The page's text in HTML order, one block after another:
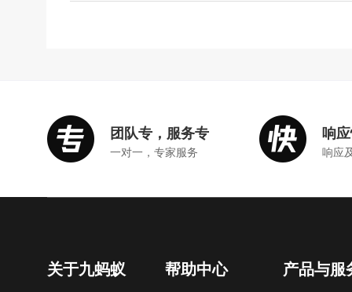
团队专，服务专
一对一，专家服务
响
响应
关于九蚂蚁 帮助中心 产品与服